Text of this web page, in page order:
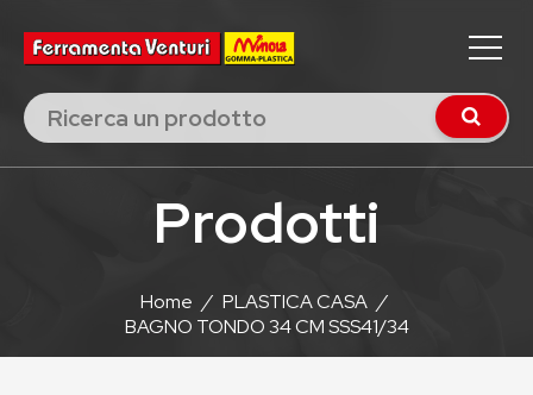
Prodotti
Home / PLASTICA CASA /
BAGNO TONDO 34 CM SSS41/34